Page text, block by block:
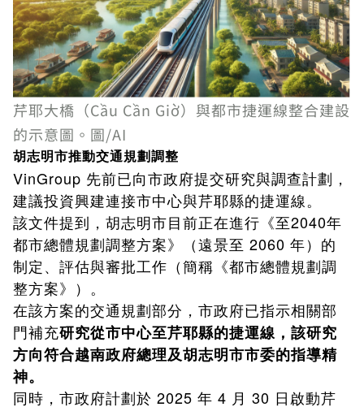
芹耶大橋（Cầu Cần Giờ）與都市捷運線整合建設
的示意圖。圖/AI
胡志明市推動交通規劃調整
VinGroup 先前已向市政府提交研究與調查計劃，
建議投資興建連接市中心與芹耶縣的捷運線。
該文件提到，胡志明市目前正在進行《至2040年
都市總體規劃調整方案》（遠景至 2060 年）的
制定、評估與審批工作（簡稱《都市總體規劃調
整方案》）。
在該方案的交通規劃部分，市政府已指示相關部
門補充研究從市中心至芹耶縣的捷運線，該研究
方向符合越南政府總理及胡志明市市委的指導精
神。
同時，市政府計劃於 2025 年 4 月 30 日啟動芹